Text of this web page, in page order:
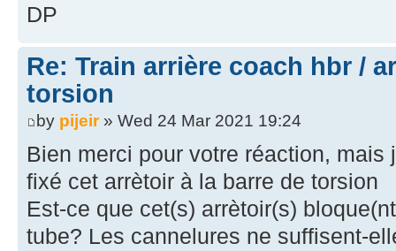
DP
Re: Train arrière coach hbr /
torsion
by pijeir» Wed 24 Mar 2021 19:24
Bien merci pour votre réaction,
fixé cet arrètoir à la barre de torsion
Est-ce que cet(s) arrètoir(s)
tube? Les cannelures ne suffisent-